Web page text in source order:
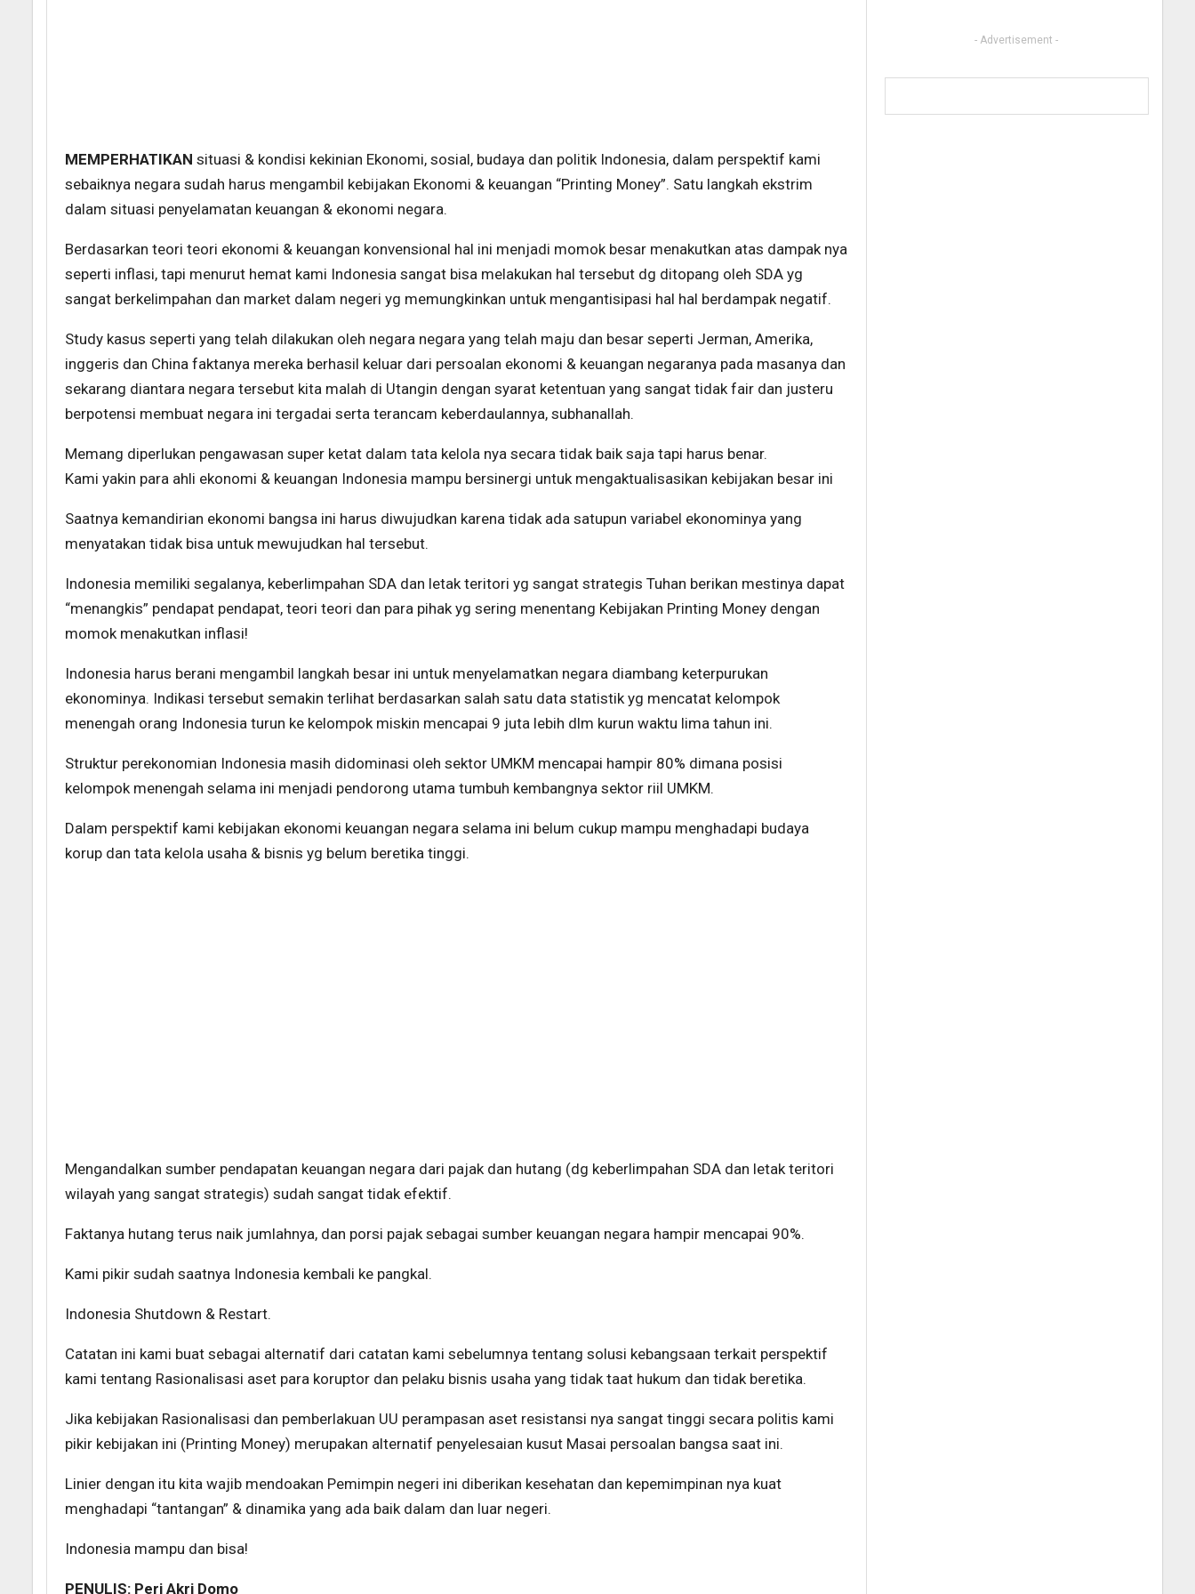
MEMPERHATIKAN situasi & kondisi kekinian Ekonomi, sosial, budaya dan politik Indonesia, dalam perspektif kami
sebaiknya negara sudah harus mengambil kebijakan Ekonomi & keuangan “Printing Money”. Satu langkah ekstrim
dalam situasi penyelamatan keuangan & ekonomi negara.
Berdasarkan teori teori ekonomi & keuangan konvensional hal ini menjadi momok besar menakutkan atas dampak nya
seperti inflasi, tapi menurut hemat kami Indonesia sangat bisa melakukan hal tersebut dg ditopang oleh SDA yg
sangat berkelimpahan dan market dalam negeri yg memungkinkan untuk mengantisipasi hal hal berdampak negatif.
Study kasus seperti yang telah dilakukan oleh negara negara yang telah maju dan besar seperti Jerman, Amerika,
inggeris dan China faktanya mereka berhasil keluar dari persoalan ekonomi & keuangan negaranya pada masanya dan
sekarang diantara negara tersebut kita malah di Utangin dengan syarat ketentuan yang sangat tidak fair dan justeru
berpotensi membuat negara ini tergadai serta terancam keberdaulannya, subhanallah.
Memang diperlukan pengawasan super ketat dalam tata kelola nya secara tidak baik saja tapi harus benar.
Kami yakin para ahli ekonomi & keuangan Indonesia mampu bersinergi untuk mengaktualisasikan kebijakan besar ini
Saatnya kemandirian ekonomi bangsa ini harus diwujudkan karena tidak ada satupun variabel ekonominya yang
menyatakan tidak bisa untuk mewujudkan hal tersebut.
Indonesia memiliki segalanya, keberlimpahan SDA dan letak teritori yg sangat strategis Tuhan berikan mestinya dapat
“menangkis” pendapat pendapat, teori teori dan para pihak yg sering menentang Kebijakan Printing Money dengan
momok menakutkan inflasi!
Indonesia harus berani mengambil langkah besar ini untuk menyelamatkan negara diambang keterpurukan
ekonominya. Indikasi tersebut semakin terlihat berdasarkan salah satu data statistik yg mencatat kelompok
menengah orang Indonesia turun ke kelompok miskin mencapai 9 juta lebih dlm kurun waktu lima tahun ini.
Struktur perekonomian Indonesia masih didominasi oleh sektor UMKM mencapai hampir 80% dimana posisi
kelompok menengah selama ini menjadi pendorong utama tumbuh kembangnya sektor riil UMKM.
Dalam perspektif kami kebijakan ekonomi keuangan negara selama ini belum cukup mampu menghadapi budaya
korup dan tata kelola usaha & bisnis yg belum beretika tinggi.
Mengandalkan sumber pendapatan keuangan negara dari pajak dan hutang (dg keberlimpahan SDA dan letak teritori
wilayah yang sangat strategis) sudah sangat tidak efektif.
Faktanya hutang terus naik jumlahnya, dan porsi pajak sebagai sumber keuangan negara hampir mencapai 90%.
Kami pikir sudah saatnya Indonesia kembali ke pangkal.
Indonesia Shutdown & Restart.
Catatan ini kami buat sebagai alternatif dari catatan kami sebelumnya tentang solusi kebangsaan terkait perspektif
kami tentang Rasionalisasi aset para koruptor dan pelaku bisnis usaha yang tidak taat hukum dan tidak beretika.
Jika kebijakan Rasionalisasi dan pemberlakuan UU perampasan aset resistansi nya sangat tinggi secara politis kami
pikir kebijakan ini (Printing Money) merupakan alternatif penyelesaian kusut Masai persoalan bangsa saat ini.
Linier dengan itu kita wajib mendoakan Pemimpin negeri ini diberikan kesehatan dan kepemimpinan nya kuat
menghadapi “tantangan” & dinamika yang ada baik dalam dan luar negeri.
Indonesia mampu dan bisa!
PENULIS: Peri Akri Domo
- Advertisement -